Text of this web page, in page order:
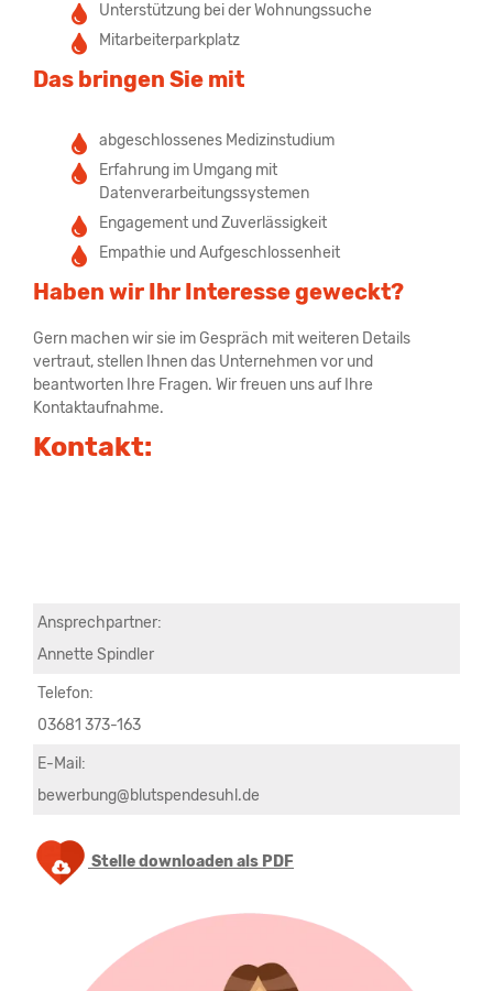
Unterstützung bei der Wohnungssuche
Mitarbeiterparkplatz
Das bringen Sie mit
abgeschlossenes Medizinstudium
Erfahrung im Umgang mit
Datenverarbeitungssystemen
Engagement und Zuverlässigkeit
Empathie und Aufgeschlossenheit
Haben wir Ihr Interesse geweckt?
Gern machen wir sie im Gespräch mit weiteren Details
vertraut, stellen Ihnen das Unternehmen vor und
beantworten Ihre Fragen. Wir freuen uns auf Ihre
Kontaktaufnahme.
Kontakt:
Ansprechpartner:
Annette Spindler
Telefon:
03681 373-163
E-Mail:
bewerbung@blutspendesuhl.de
Stelle downloaden als PDF